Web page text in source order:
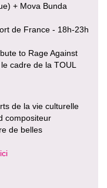
+ Mova Bunda
de France - 18h-23h
to Rage Against
cadre de la TOUL
de la vie culturelle
compositeur
de belles
ici